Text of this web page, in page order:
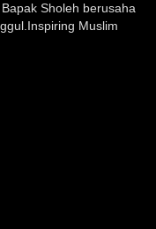
Sholeh berusaha
Muslim